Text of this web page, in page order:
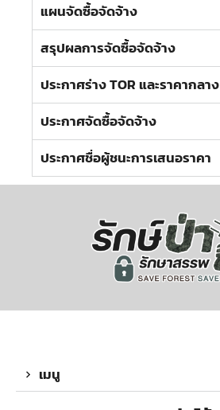
แผนจัดซื้อจัดจ้าง
สรุปผลการจัดซื้อจัดจ้าง
ประกาศร่าง TOR และราคากลาง
ประกาศจัดซื้อจัดจ้าง
ประกาศชื่อผู้ชนะการเสนอราคา
เมนู